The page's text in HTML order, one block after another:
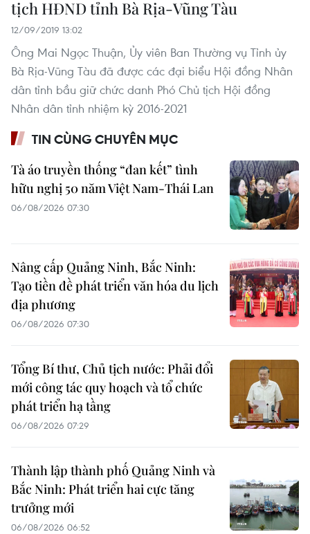
tịch HĐND tỉnh Bà Rịa-Vũng Tàu
12/09/2019 13:02
Ông Mai Ngọc Thuận, Ủy viên Ban Thường vụ Tỉnh ủy
Bà Rịa-Vũng Tàu đã được các đại biểu Hội đồng Nhân
dân tỉnh bầu giữ chức danh Phó Chủ tịch Hội đồng
Nhân dân tỉnh nhiệm kỳ 2016-2021
TIN CÙNG CHUYÊN MỤC
Tà áo truyền thống “đan kết” tình
hữu nghị 50 năm Việt Nam-Thái Lan
06/08/2026 07:30
Nâng cấp Quảng Ninh, Bắc Ninh:
Tạo tiền đề phát triển văn hóa du lịch
địa phương
06/08/2026 07:30
Tổng Bí thư, Chủ tịch nước: Phải đổi
mới công tác quy hoạch và tổ chức
phát triển hạ tầng
06/08/2026 07:29
Thành lập thành phố Quảng Ninh và
Bắc Ninh: Phát triển hai cực tăng
trưởng mới
06/08/2026 06:52